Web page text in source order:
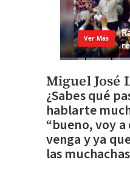
Miguel José
¿Sabes qué
hablarte
“bueno, voy
venga y ya
las